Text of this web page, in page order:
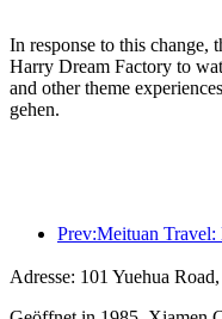
In response to this
Harry Dream Factory to
and other theme
gehen.
Adresse: 101 Yuehua